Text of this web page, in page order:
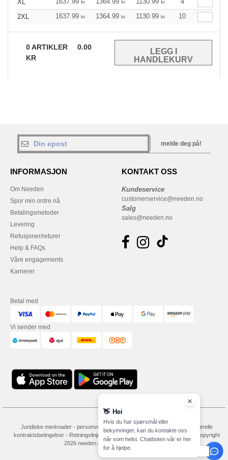
XL
kr kr kr
2XL
1637.99 kr 1364.99 kr 1130.99 kr 10
0ARTIKLER
0.00
KR
melde deg på!
INFORMASJON
Om Needen
Spor min ordre nå
Betalingsmetoder
Levering
Refusjoner/returer
Help & FAQs
Våre engagements
Karrierer
KONTAKT OSS
Kundeservice
customerservice@needen.no
Salg
sales@needen.no
Betal med
Vi sender med
Juridiske merknader- personvernerklæring
Generelle
kontraktsbetingelser- Retningslinjer for informasjonskapsler Site Map
Copyright
2026 needen.no - Alle rettigheter forbeholdt
👋 Hei
Hvis du har spørsmål eller
bekymringer, kan du kontakte oss
når som helst. Chatboten vår er her
for å hjelpe.